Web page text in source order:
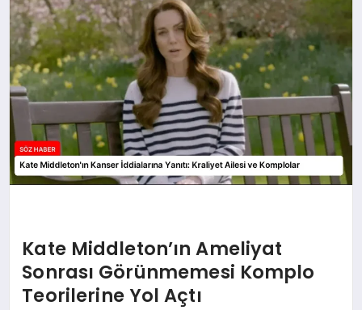
Kate Middleton’ın Ameliyat
Sonrası Görünmemesi Komplo
Teorilerine Yol Açtı